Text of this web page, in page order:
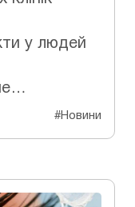
у людей
#Новини